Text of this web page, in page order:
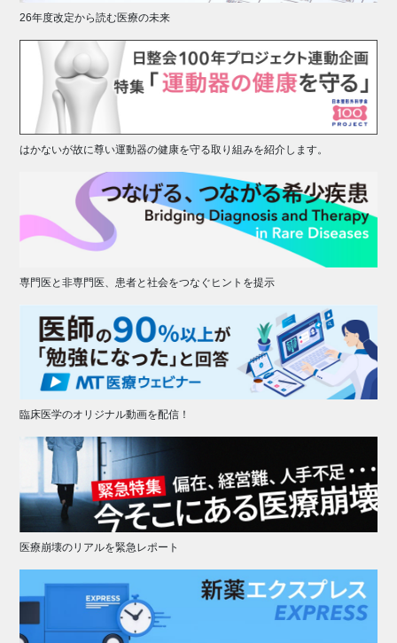
26年度改定から読む医療の未来
はかないが故に尊い運動器の健康を守る取り組みを紹介します。
専門医と非専門医、患者と社会をつなぐヒントを提示
臨床医学のオリジナル動画を配信！
医療崩壊のリアルを緊急レポート